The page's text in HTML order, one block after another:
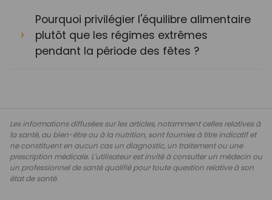
Pourquoi privilégier l'équilibre alimentaire
plutôt que les régimes extrêmes
pendant la période des fêtes ?
Les informations diffusées sur les articles, notamment celles relatives à
la santé, au bien-être ou à la nutrition, sont fournies à titre indicatif et
ne constituent en aucun cas un diagnostic, un traitement ou une
prescription médicale. L'utilisateur est invité à consulter un médecin ou
un professionnel de santé qualifié pour toute question relative à son
état de santé.